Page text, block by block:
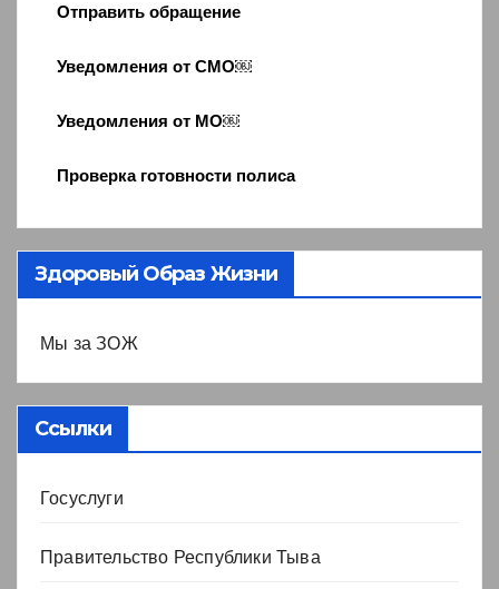
Отправить обращение
Уведомления от СМО￼
Уведомления от МО￼
Проверка готовности полиса
Здоровый Образ Жизни
Мы за ЗОЖ
Ссылки
Госуслуги
Правительство Республики Тыва